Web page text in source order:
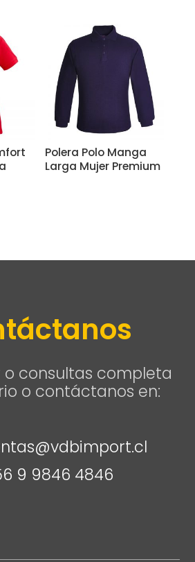
Polera Polo Manga
Larga Mujer Premium
o consultas completa
o contáctanos en:
9 9846 4846